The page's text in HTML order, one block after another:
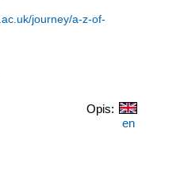
journey/a-z-of-
Opis:
en